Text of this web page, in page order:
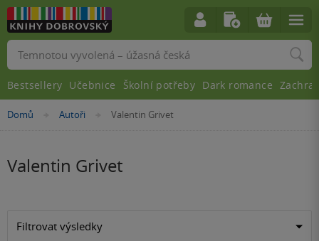
Nacházíte
Domů »Autoři »
Valentin Grivet
Valentin Grivet
Filtrovat výsledky
Vyhledávání
Bestsellery Učebnice Školní potřeby Dark romance